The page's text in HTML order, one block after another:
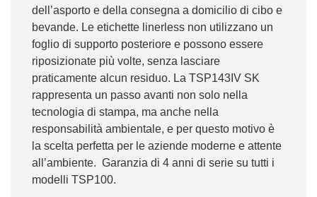
dell’asporto e della consegna a domicilio di cibo e
bevande. Le etichette linerless non utilizzano un
foglio di supporto posteriore e possono essere
riposizionate più volte, senza lasciare
praticamente alcun residuo. La TSP143IV SK
rappresenta un passo avanti non solo nella
tecnologia di stampa, ma anche nella
responsabilità ambientale, e per questo motivo è
la scelta perfetta per le aziende moderne e attente
all’ambiente. Garanzia di 4 anni di serie su tutti i
modelli TSP100.